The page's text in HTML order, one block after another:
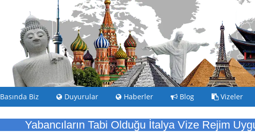
Basında Biz Duyurular Haberler Blog Vizeler
Yabancıların Tabi Olduğu İtalya Vize Rejim